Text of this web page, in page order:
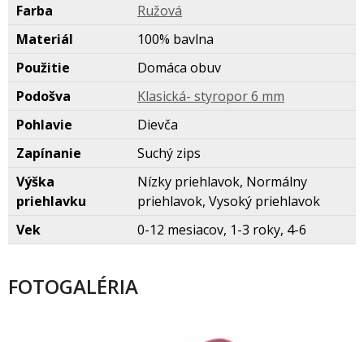
Farba
Ružov
Materiál
100% bavlna
Použitie
Domáca obuv
Podošva
Klasická- styropor 6 mm
Pohlavie
Dievča
Zapínanie
Suchý zips
Výška
priehlavku
Nízky priehlavok, Normálny
priehlavok, Vysoký priehlavok
Vek
0-12 mesiacov, 1-3 roky, 4-6
FOTOGALÉRIA